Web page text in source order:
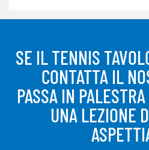
SE IL TENNIS
CONTATTA IL
PASSA IN
UNA LEZIONE